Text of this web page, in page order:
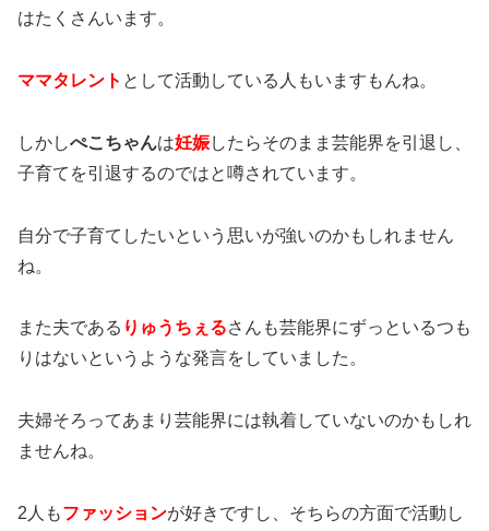
はたくさんいます。
ママタレント として活動している人もいますもんね。
しかしぺこちゃんは妊娠したらそのまま芸能界を引退し、
子育てを引退するのではと噂されています。
自分で子育てしたいという思いが強いのかもしれません
ね。
また夫である りゅうちぇるさんも芸能界にずっといるつも
りはないというような発言をしていました。
夫婦そろってあまり芸能界には執着していないのかもしれ
ませんね。
2人もファッションが好きですし、そちらの方面で活動し